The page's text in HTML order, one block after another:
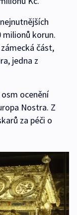
milionů korun.
část,
jedna z
ocenění
Nostra. Z
za péči o